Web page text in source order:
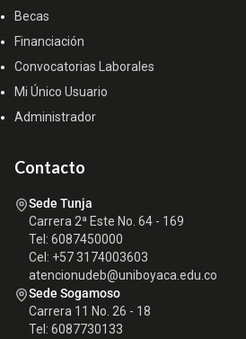
Becas
Financiación
Convocatorias Laborales
Mi Único Usuario
Administrador
Contacto
Sede Tunja
Carrera 2ª Este No. 64 - 169
Tel: 6087450000
Cel: +57 3174003603
atencionudeb@uniboyaca.edu.co
Sede Sogamoso
Carrera 11 No. 26 - 18
Tel: 6087730133